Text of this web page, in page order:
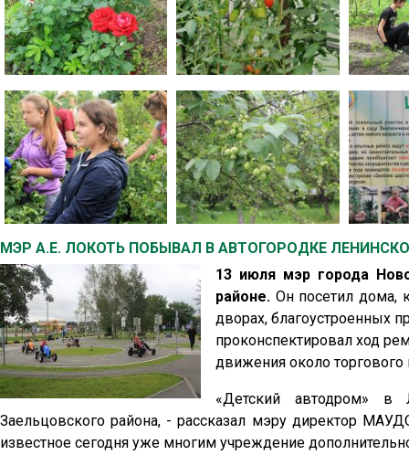
МЭР А.Е. ЛОКОТЬ ПОБЫВАЛ В АВТОГОРОДКЕ
13 июля мэр города
районе. Он посетил дома,
дворах, благоустроенных
проконспектировал ход
движения около торгового
«Детский автодром» в
Заельцовского района, - рассказал мэру директор
известное сегодня уже многим учреждение